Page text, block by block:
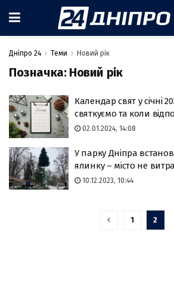
Дніпро 24 Теми Новий рік
Позначка: Новий рік
Календар свят у січні
святкуємо та коли
02.01.2024, 14:08
У парку Дніпра
ялинку – місто не
10.12.2023, 10:44
1 2